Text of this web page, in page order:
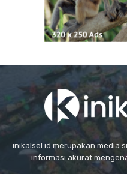
inikalsel.id merupakan media
informasi akurat